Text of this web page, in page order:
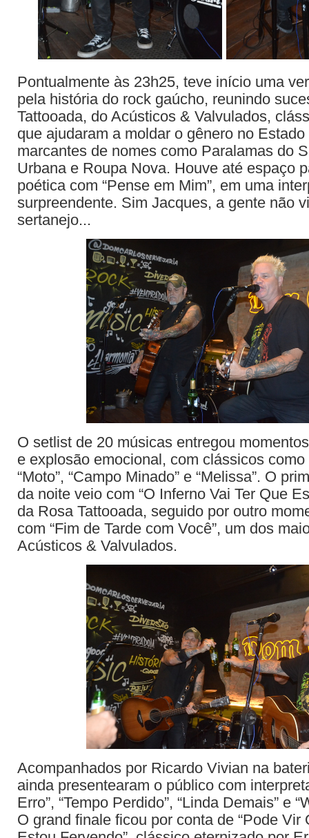
Pontualmente às 23h25, teve início uma
pela história do rock gaúcho, reunindo
Tattooada, do Acústicos & Valvulados,
que ajudaram a moldar o gênero no
marcantes de nomes como Paralamas do
Urbana e Roupa Nova. Houve até espaço
poética com “Pense em Mim”, em uma
surpreendente. Sim Jacques, a gente não
sertanejo...
O setlist de 20 músicas entregou
e explosão emocional, com clássicos como
“Moto”, “Campo Minado” e “Melissa”. O
da noite veio com “O Inferno Vai Ter Que
da Rosa Tattooada, seguido por outro
com “Fim de Tarde com Você”, um dos
Acústicos & Valvulados.
Acompanhados por Ricardo Vivian na
ainda presentearam o público com
Erro”, “Tempo Perdido”, “Linda Demais” e
O grand finale ficou por conta de “Pode Vir